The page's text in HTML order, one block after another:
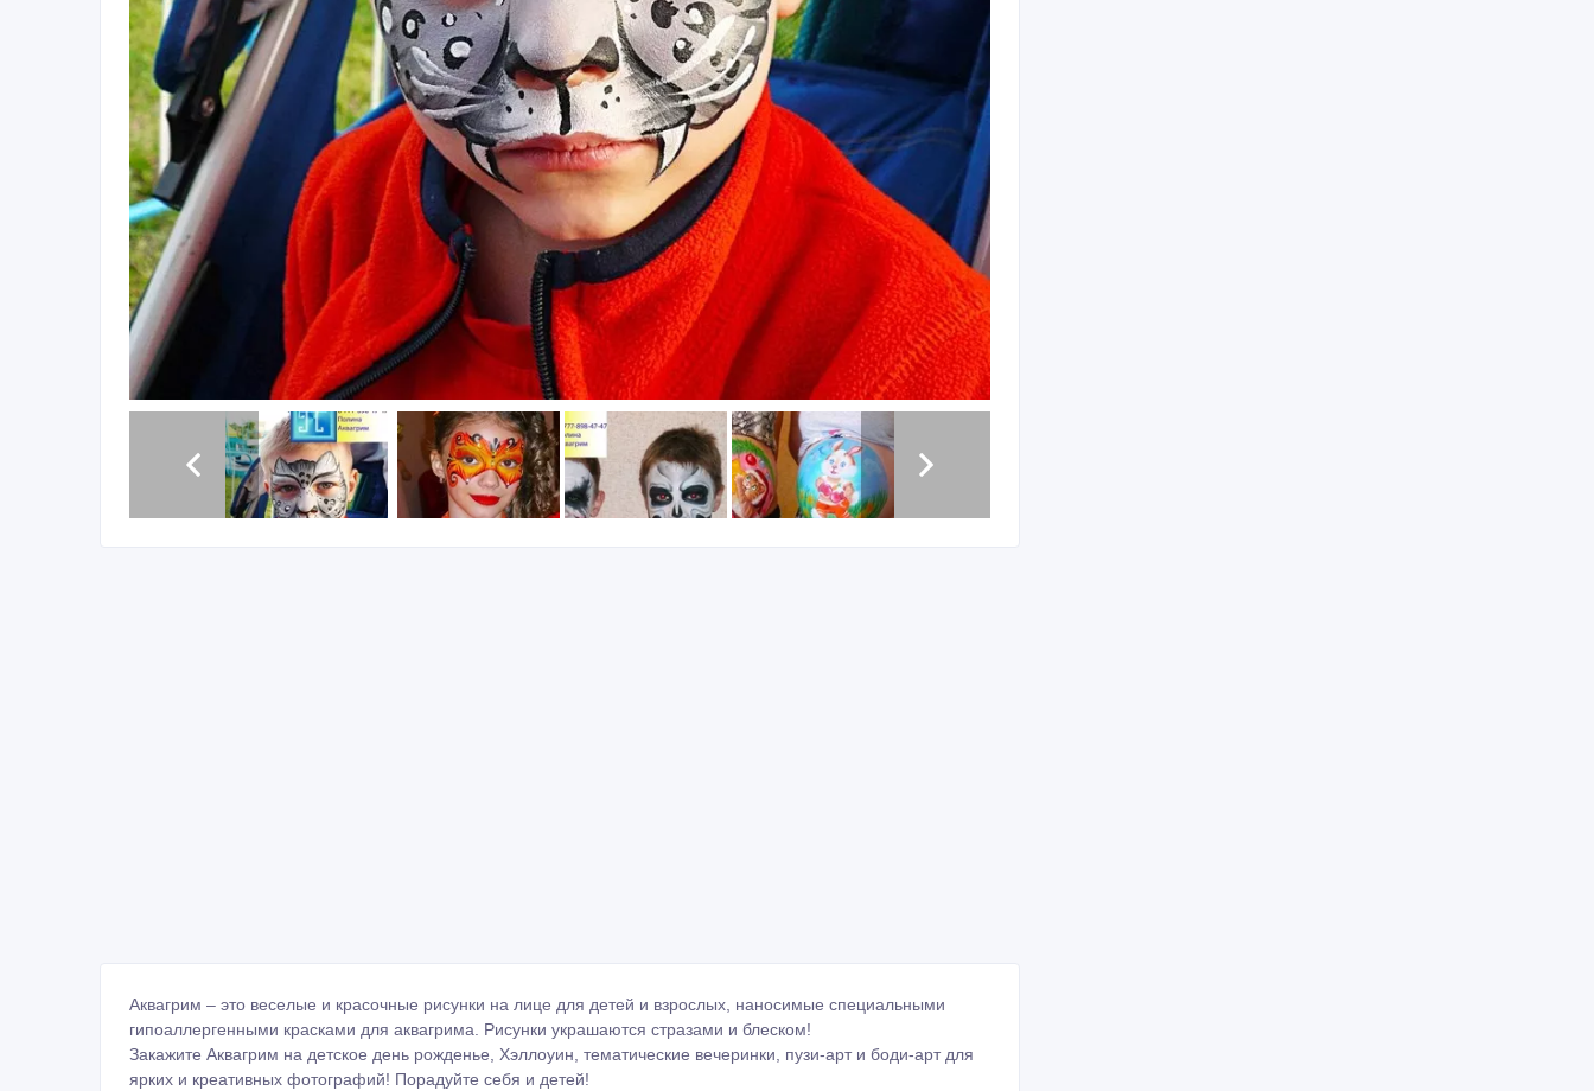
Аквагрим – это веселые и красочные рисунки на лице для детей и взрослых, наносимые специальными
гипоаллергенными красками для аквагрима. Рисунки украшаются стразами и блеском!
Закажите Аквагрим на детское день рожденье, Хэллоуин, тематические вечеринки, пузи-арт и боди-арт для
ярких и креативных фотографий! Порадуйте себя и детей!